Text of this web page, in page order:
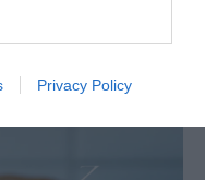
Privacy Policy